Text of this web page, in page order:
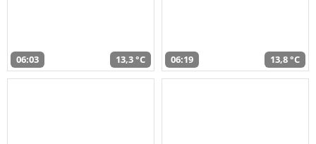
06:03 13,3 °C 06:19 13,8 °C